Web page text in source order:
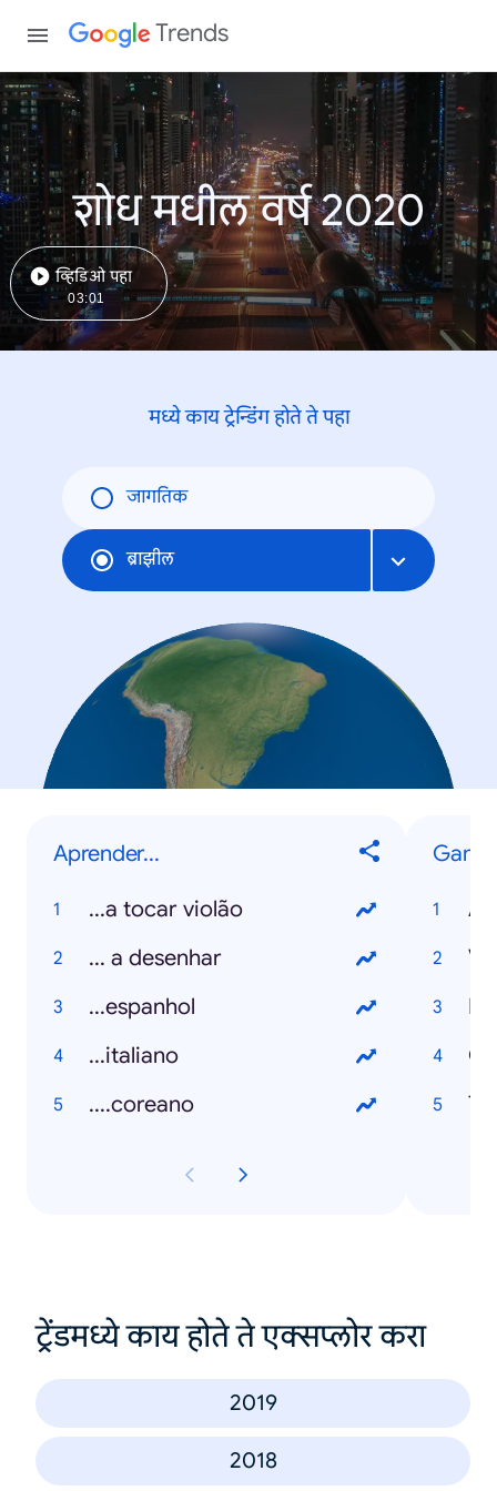
Trends
शोध मधील वर्ष 2020
व्हिडिओ पहा
03:01
मध्ये काय ट्रेन्डिंंग होते ते पहा
जागतिक
ब्राझील
Aprender...
...a tocar violão
... a desenhar
...espanhol
...italiano
....coreano
ट्रेंडमध्ये काय होते ते एक्सप्लोर करा
2019
2018